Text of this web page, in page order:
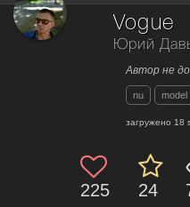
Vogue
Юрий
Автор не
nu model
загружено 18
225 24